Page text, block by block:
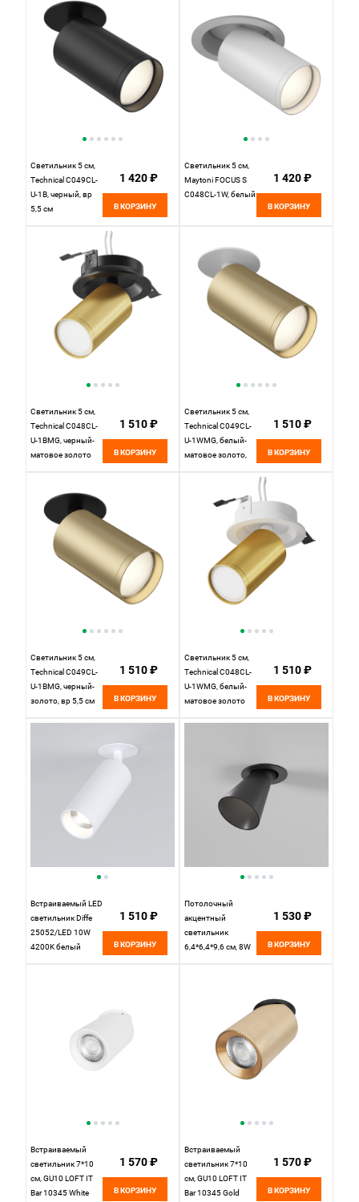
Светильник 5 см,
Technical C049CL-
U-1B, черный, вр
5,5 см
1 420 ₽
В КОРЗИНУ
Светильник 5 см,
Maytoni FOCUS S
C048CL-1W, белый
1 420 ₽
В КОРЗИНУ
Светильник 5 см,
Technical C048CL-
U-1BMG, черный-
матовое золото
1 510 ₽
В КОРЗИНУ
Светильник 5 см,
Technical C049CL-
U-1WMG, белый-
матовое золото,
1 510 ₽
В КОРЗИНУ
Светильник 5 см,
Technical C049CL-
U-1BMG, черный-
золото, вр 5,5 см
1 510 ₽
В КОРЗИНУ
Светильник 5 см,
Technical C048CL-
U-1WMG, белый-
матовое золото
1 510 ₽
В КОРЗИНУ
Встраиваемый LED
светильник Diffe
25052/LED 10W
4200K белый
1 510 ₽
В КОРЗИНУ
Потолочный
акцентный
светильник
6,4*6,4*9,6 см, 8W
1 530 ₽
В КОРЗИНУ
Встраиваемый
светильник 7*10
см, GU10 LOFT IT
Bar 10345 White
1 570 ₽
В КОРЗИНУ
Встраиваемый
светильник 7*10
см, GU10 LOFT IT
Bar 10345 Gold
1 570 ₽
В КОРЗИНУ